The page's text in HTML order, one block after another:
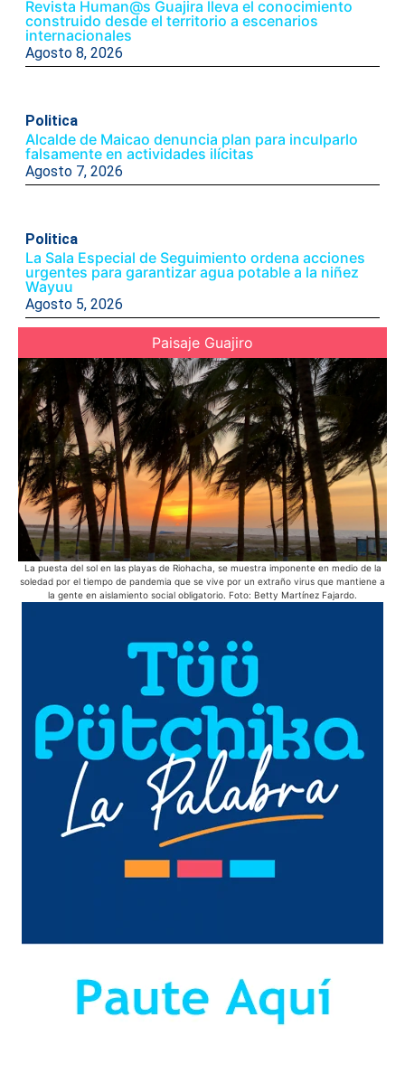
Revista Human@s Guajira lleva el conocimiento
construido desde el territorio a escenarios
internacionales
Agosto 8, 2026
Politica
Alcalde de Maicao denuncia plan para inculparlo
falsamente en actividades ilícitas
Agosto 7, 2026
Politica
La Sala Especial de Seguimiento ordena acciones
urgentes para garantizar agua potable a la niñez
Wayuu
Agosto 5, 2026
Paisaje Guajiro
La puesta del sol en las playas de Riohacha, se muestra imponente en medio de la
soledad por el tiempo de pandemia que se vive por un extraño virus que mantiene a
la gente en aislamiento social obligatorio. Foto: Betty Martínez Fajardo.